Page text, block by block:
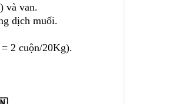
và van.
dịch muối.
2 cuộn/20Kg).